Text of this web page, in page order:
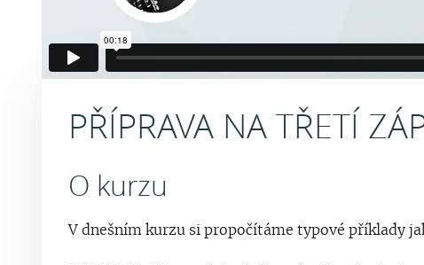
PŘÍPRAVA NA TŘETÍ
O kurzu
V dnešním kurzu si propočítáme typové příklady